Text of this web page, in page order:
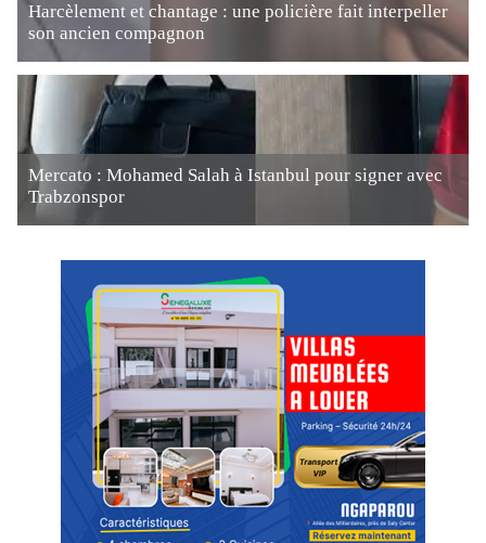
Harcèlement et chantage : une policière fait interpeller
son ancien compagnon
Mercato : Mohamed Salah à Istanbul pour signer avec
Trabzonspor